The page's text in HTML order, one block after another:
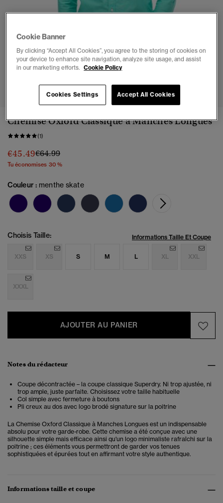
Chemise Oxford Classique à Manches Longues
(1)
€45.49Prix réduit de
€64.99à
Tu économises 30 %
Couleur : menthe skate
Choisis Taille: Informations Taille Et Coupe
XXS XS S M L XL XXL
XXXL
AJOUTER AU PANIER
Notes du rédacteur
Coupe décontractée – la coupe classique Superdry. Ni trop ajustée, ni
trop ample, juste parfaite. Choisissez votre taille habituelle
Col simple avec fermeture à boutons
Pli creux au dos avec logo brodé signature sur la poitrine
La Chemise Oxford Classique à Manches Longues est un indispensable
absolu pour votre garde-robe. Cette chemise a été conçue avec une
silhouette simple mais efficace ainsi qu'un logo minimaliste rafraîchi sur la
poitrine ; ces éléments vous permettront de garder vos tenues
sophistiquées et épurées tout en affirmant votre style authentique.
Informations taille et coupe
Cookie Banner
By clicking “Accept All Cookies”, you agree to the storing of cookies on
your device to enhance site navigation, analyze site usage, and assist
in our marketing efforts. Cookie Policy
Cookies Settings Accept All Cookies